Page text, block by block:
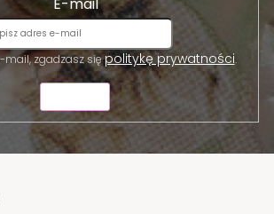
E-mail
mail, zgadzasz siępolitykę prywatności.